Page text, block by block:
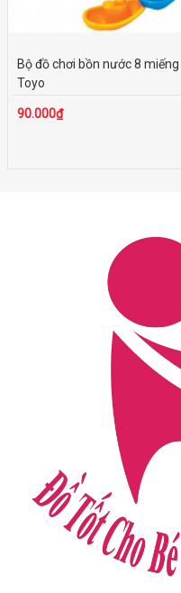
Bộ đồ chơi bồn nước 8 miếng
Toyo
90.000₫